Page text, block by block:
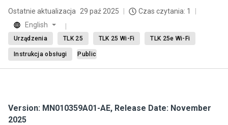
Ostatnie aktualizacja 29 paź 2025
Czas czytania: 1
English
Urządzenia TLK 25 TLK 25 Wi-Fi TLK 25e Wi-Fi
Instrukcja obsługi Public
Version: MN010359A01-AE, Release Date: November
2025